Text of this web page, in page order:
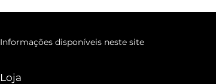
Informações disponíveis neste site
Loja